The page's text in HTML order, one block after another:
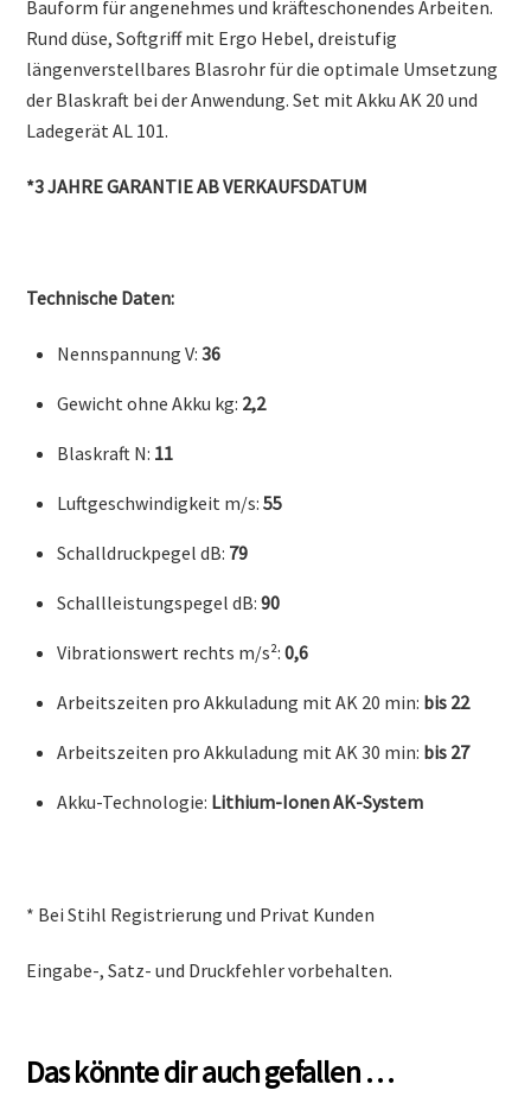
Bauform für angenehmes und kräfteschonendes Arbeiten.
Rund düse, Softgriff mit Ergo Hebel, dreistufig
längenverstellbares Blasrohr für die optimale Umsetzung
der Blaskraft bei der Anwendung. Set mit Akku AK 20 und
Ladegerät AL 101.
*3 JAHRE GARANTIE AB VERKAUFSDATUM
Technische Daten:
Nennspannung V: 36
Gewicht ohne Akku kg: 2,2
Blaskraft N: 11
Luftgeschwindigkeit m/s: 55
Schalldruckpegel dB: 79
Schallleistungspegel dB: 90
Vibrationswert rechts m/s²: 0,6
Arbeitszeiten pro Akkuladung mit AK 20 min: bis 22
Arbeitszeiten pro Akkuladung mit AK 30 min: bis 27
Akku-Technologie: Lithium-Ionen AK-System
* Bei Stihl Registrierung und Privat Kunden
Eingabe-, Satz- und Druckfehler vorbehalten.
Das könnte dir auch gefallen …